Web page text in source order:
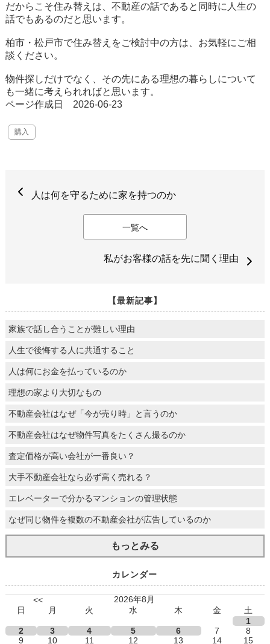
だからこそ住み替えは、不動産の話であると同時に人生の
話でもあるのだと思います。
柏市・松戸市で住み替えをご検討中の方は、お気軽にご相
談ください。
物件探しだけでなく、その先にある理想の暮らしについて
も一緒に考えられればと思います。
ページ作成日 2026-06-23
購入
人は何を守るために家を持つのか
一覧へ
私がお客様の話を先に聞く理由
【最新記事】
家族で話し合うことが難しい理由
人生で後悔する人に共通すること
人は何にお金を払っているのか
理想の家より大切なもの
不動産会社はなぜ「今が売り時」と言うのか
不動産会社はなぜ物件写真をたくさん撮るのか
査定価格が高い会社が一番良い？
大手不動産会社なら必ず高く売れる？
エレベーターで分かるマンションの管理状態
なぜ同じ物件を複数の不動産会社が広告しているのか
もっとみる
カレンダー
<<
2026年8月
日
月 火 水 木 金
土
1
2
3 4 5 6 7
8
9
10 11 12 13 14
15